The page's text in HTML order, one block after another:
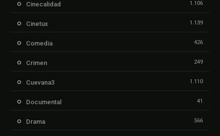
Cinecalidad 1.106
Cinetux 1.139
Comedia 426
Crimen 249
Cuevana3 1.110
Documental 41
Drama 566